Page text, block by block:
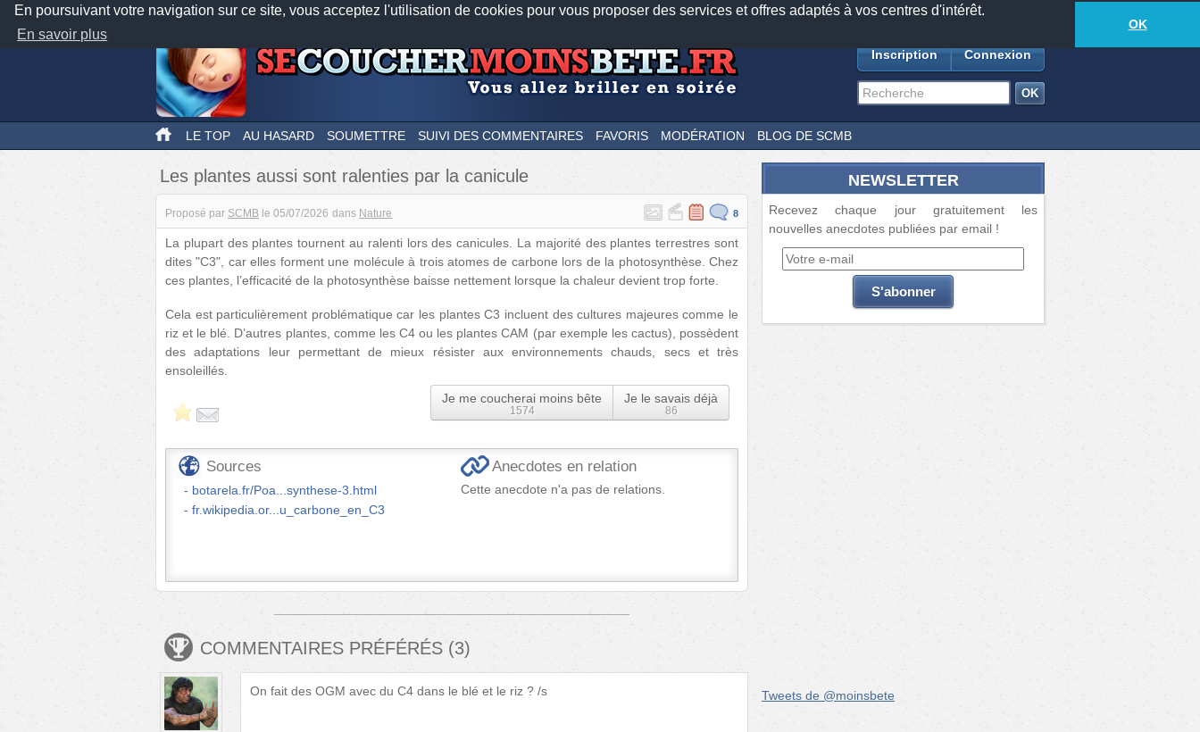
En poursuivant votre navigation sur ce site, vous acceptez l'utilisation de cookies pour vous proposer des services et offres adaptés à vos centres d'intérêt.
En savoir plus
OK
Nos applications mobiles Newsletter Facebook
TwitterFeeds18881anecdotes-527lecteurs connectés
Inscription Connexion
LE TOP AU HASARD SOUMETTRE SUIVI DES COMMENTAIRES FAVORIS MODÉRATION BLOG DE SCMB
Les plantes aussi sont ralenties par la canicule
Proposé par SCMB le 05/07/2026 dans Nature 8
La plupart des plantes tournent au ralenti lors des canicules. La majorité des plantes terrestres sont
dites "C3", car elles forment une molécule à trois atomes de carbone lors de la photosynthèse. Chez
ces plantes, l’efficacité de la photosynthèse baisse nettement lorsque la chaleur devient trop forte.
Cela est particulièrement problématique car les plantes C3 incluent des cultures majeures comme le
riz et le blé. D’autres plantes, comme les C4 ou les plantes CAM (par exemple les cactus), possèdent
des adaptations leur permettant de mieux résister aux environnements chauds, secs et très
ensoleillés.
Je me coucherai moins bête
1574
Je le savais déjà
86
Sources
botarela.fr/Poa...synthese-3.html
fr.wikipedia.or...u_carbone_en_C3
Anecdotes en relation
Cette anecdote n'a pas de relations.
COMMENTAIRES PRÉFÉRÉS (3)
On fait des OGM avec du C4 dans le blé et le riz ? /s
NEWSLETTER
Recevez chaque jour gratuitement les
nouvelles anecdotes publiées par email !
Tweets de @moinsbete